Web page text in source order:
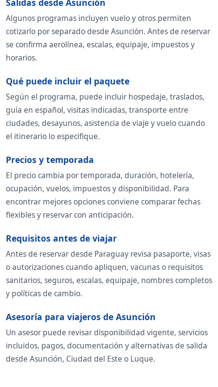
Algunos programas incluyen vuelo y otros permiten
cotizarlo por separado desde Asunción. Antes de reservar
se confirma aerolínea, escalas, equipaje, impuestos y
horarios.
Qué puede incluir el paquete
Según el programa, puede incluir hospedaje, traslados,
guía en español, visitas indicadas, transporte entre
ciudades, desayunos, asistencia de viaje y vuelo cuando
el itinerario lo especifique.
Precios y temporada
El precio cambia por temporada, duración, hotelería,
ocupación, vuelos, impuestos y disponibilidad. Para
encontrar mejores opciones conviene comparar fechas
flexibles y reservar con anticipación.
Requisitos antes de viajar
Antes de reservar desde Paraguay revisa pasaporte, visas
o autorizaciones cuando apliquen, vacunas o requisitos
sanitarios, seguros, escalas, equipaje, nombres completos
y políticas de cambio.
Asesoría para viajeros de Asunción
Un asesor puede revisar disponibilidad vigente, servicios
incluidos, pagos, documentación y alternativas de salida
desde Asunción, Ciudad del Este o Luque.